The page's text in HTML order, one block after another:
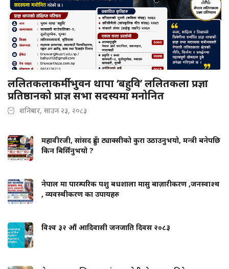
ललितकलाकर्मी भुवन थापा ‘बहुवि’ ललितकला प्रज्ञा
प्रतिष्ठानको प्राज्ञ सभा सदस्यमा मनोनित
शनिबार, साउन २३, २०८३
महावीरजी, सांसद हुँदा ट्याक्सीको कुरा उठाउनुभयो, मन्त्री बनेपछि
किन बिर्सिनुभयो ?
नेपाल मा पारम्परिक पशु बधशाला मासु बाज़ारीकरण ,जनस्वाश्थ
, व्यवस्थीकरण का उपायहरु
विश्व ३२ औं आदिवासी जनजाति दिवस २०८३